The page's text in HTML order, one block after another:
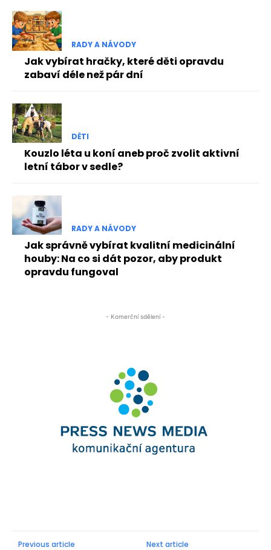
RADY A NÁVODY
Jak vybírat hračky, které děti opravdu
zabaví déle než pár dní
DĚTI
Kouzlo léta u koní aneb proč zvolit aktivní
letní tábor v sedle?
RADY A NÁVODY
Jak správně vybírat kvalitní medicinální
houby: Na co si dát pozor, aby produkt
opravdu fungoval
- Komerční sdělení -
Previous article Next article